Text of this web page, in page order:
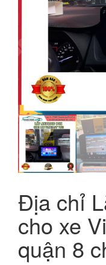
Địa chỉ
cho xe
quận 8